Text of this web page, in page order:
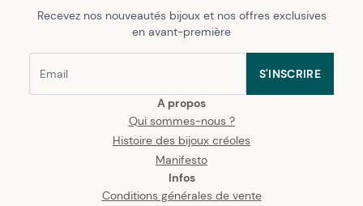
A propos
Qui sommes-nous ?
Histoire des bijoux créoles
Manifesto
Infos
Conditions générales de vente
Recevez nos nouveautés bijoux et nos offres exclusives
en avant-première
S'INSCRIRE